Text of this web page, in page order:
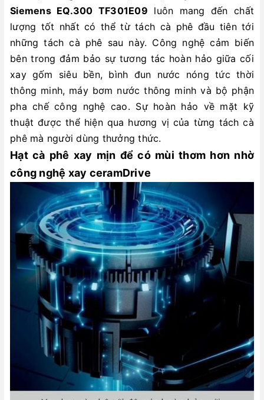
Siemens EQ.300 TF301E09 luôn mang đến chất
lượng tốt nhất có thể từ tách cà phê đầu tiên tới
những tách cà phê sau này. Công nghệ cảm biến
bên trong đảm bảo sự tương tác hoàn hảo giữa cối
xay gốm siêu bền, bình đun nước nóng tức thời
thông minh, máy bơm nước thông minh và bộ phận
pha chế công nghệ cao. Sự hoàn hảo về mặt kỹ
thuật được thể hiện qua hương vị của từng tách cà
phê mà người dùng thưởng thức.
Hạt cà phê xay mịn để có mùi thơm hơn nhờ
công nghệ xay ceramDrive